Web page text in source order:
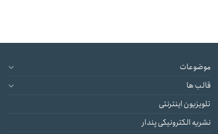
موضوعات
قالب ها
تلویزیون اینترنتی
نشریه الکترونیکی پندار